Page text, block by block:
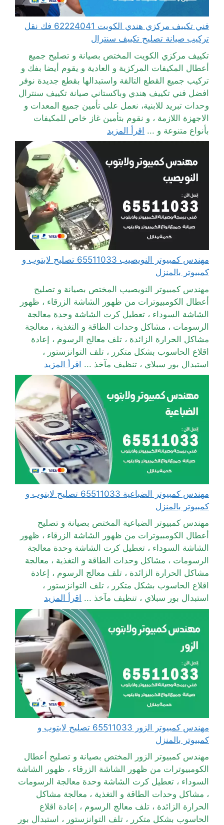
فني تكييف مركزي هندي الكويت 62224041 فك نقل
تركيب صيانة تصليح تكييف سنترال
تكييف مركزي الكويت المختص بصيانة و تصليح جميع
أعطال المكيفات المركزية و العادية و يقوم أيضا بفك و
تركيب جميع القطع التالفة واستبدالها بقطع جديدة نوفر
افضل فني تكييف هندي وباكستاني صيانة تكييف سنترال
وحدات تبريد للابنية، نعمل على تأمين جميع المعدات و
الاجهزة اللازمة ، و نقوم بتأمين غاز خاص للمكيفات
بأنواع متنوعة و ... اقرأ المزيد
مهندس كمبيوتر النويصيب 65511033 تصليح لابتوب و
كمبيوتر بالمنزل
مهندس كمبيوتر النويصيب المختص بصيانة و تصليح
أعطال الكومبيوترات من ظهور الشاشة الزرقاء ، ظهور
الشاشة السوداء ، تعطيل كرت الشاشة وحدة معالجة
الرسومات ، مشاكل وحدات الطاقة و التغذية ، معالجة
مشاكل الحرارة الزائدة ، تلف معالج الرسوم ، إعادة
اقلاع الحاسوب بشكل متكرر ، تلف التوانزستور ،
استبدال بور سبلاي ، تنظيف مآخذ ... اقرأ المزيد
مهندس كمبيوتر الضباعية 65511033 تصليح لابتوب و
كمبيوتر بالمنزل
مهندس كمبيوتر الضباعية المختص بصيانة و تصليح
أعطال الكومبيوترات من ظهور الشاشة الزرقاء ، ظهور
الشاشة السوداء ، تعطيل كرت الشاشة وحدة معالجة
الرسومات ، مشاكل وحدات الطاقة و التغذية ، معالجة
مشاكل الحرارة الزائدة ، تلف معالج الرسوم ، إعادة
اقلاع الحاسوب بشكل متكرر ، تلف التوانزستور ،
استبدال بور سبلاي ، تنظيف مآخذ ... اقرأ المزيد
مهندس كمبيوتر الزور 65511033 تصليح لابتوب و
كمبيوتر بالمنزل
مهندس كمبيوتر الزور المختص بصيانة و تصليح أعطال
الكومبيوترات من ظهور الشاشة الزرقاء ، ظهور الشاشة
السوداء ، تعطيل كرت الشاشة وحدة معالجة الرسومات
، مشاكل وحدات الطاقة و التغذية ، معالجة مشاكل
الحرارة الزائدة ، تلف معالج الرسوم ، إعادة اقلاع
الحاسوب بشكل متكرر ، تلف التوانزستور ، استبدال بور